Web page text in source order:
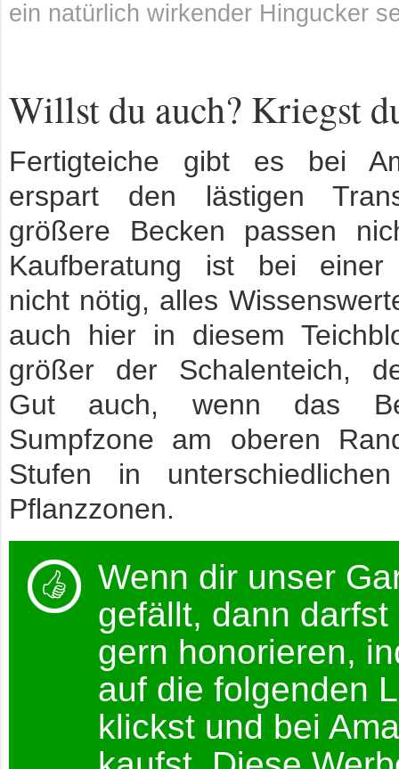
ein natürlich wirkender Hingucker
Willst du auch? Kriegst
Fertigteiche gibt es bei
erspart den lästigen
größere Becken passen
Kaufberatung ist bei einer
nicht nötig, alles
auch hier in diesem
größer der Schalenteich,
Gut auch, wenn das
Sumpfzone am oberen
Stufen in
Pflanzzonen.
Wenn dir unser
gefällt, dann darfst
gern honorieren,
auf die folgenden
klickst und bei